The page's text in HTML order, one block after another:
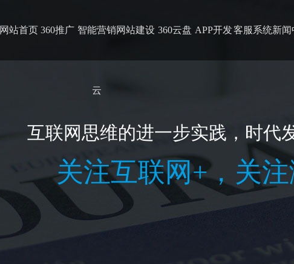
网站首页 360推广 智能营销
云
网站建设 360云盘 APP开发客服系统新闻
互联网思维的进一步实践，时代
关注互联网+，关